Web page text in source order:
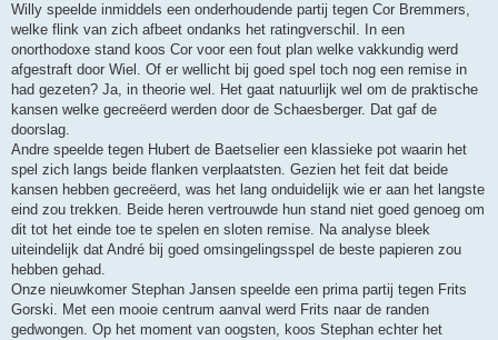
Willy speelde inmiddels een onderhoudende partij tegen Cor Bremmers,
welke flink van zich afbeet ondanks het ratingverschil. In een
onorthodoxe stand koos Cor voor een fout plan welke vakkundig werd
afgestraft door Wiel. Of er wellicht bij goed spel toch nog een remise in
had gezeten? Ja, in theorie wel. Het gaat natuurlijk wel om de praktische
kansen welke gecreëerd werden door de Schaesberger. Dat gaf de
doorslag.
Andre speelde tegen Hubert de Baetselier een klassieke pot waarin het
spel zich langs beide flanken verplaatsten. Gezien het feit dat beide
kansen hebben gecreëerd, was het lang onduidelijk wie er aan het langste
eind zou trekken. Beide heren vertrouwde hun stand niet goed genoeg om
dit tot het einde toe te spelen en sloten remise. Na analyse bleek
uiteindelijk dat André bij goed omsingelingsspel de beste papieren zou
hebben gehad.
Onze nieuwkomer Stephan Jansen speelde een prima partij tegen Frits
Gorski. Met een mooie centrum aanval werd Frits naar de randen
gedwongen. Op het moment van oogsten, koos Stephan echter het